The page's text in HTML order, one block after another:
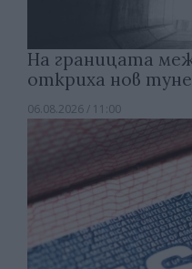
На границата
откриха нов
06.08.2026 / 11:00